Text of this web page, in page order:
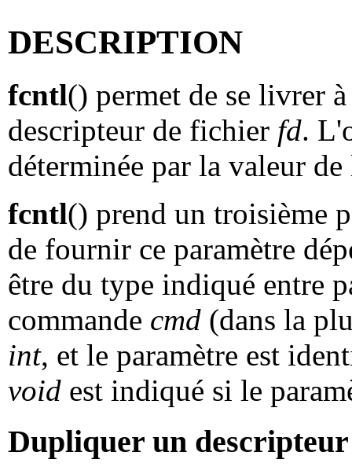
DESCRIPTION
fcntl() permet de se livrer
descripteur de fichier fd.
déterminée par la valeur
fcntl() prend un troisième
de fournir ce paramètre
être du type indiqué entre
commande cmd (dans la
int, et le paramètre est
void est indiqué si le
Dupliquer un